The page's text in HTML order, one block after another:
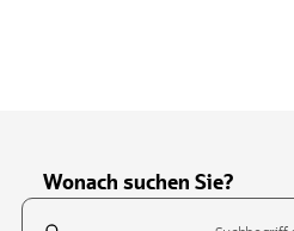
Wonach suchen Sie?
Suchfeld